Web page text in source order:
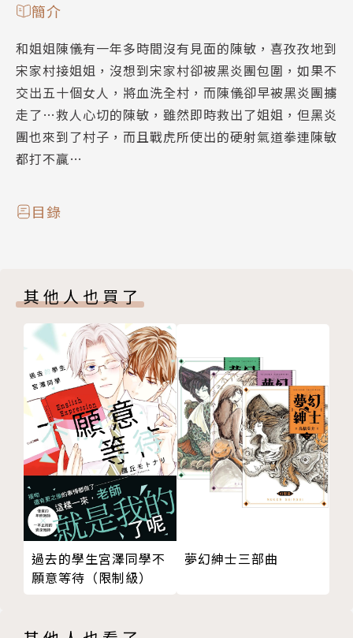
簡介
和姐姐陳儀有一年多時間沒有見面的陳敏，喜孜孜地到
宋家村接姐姐，沒想到宋家村卻被黑炎團包圍，如果不
交出五十個女人，將血洗全村，而陳儀卻早被黑炎團擄
走了…救人心切的陳敏，雖然即時救出了姐姐，但黑炎
團也來到了村子，而且戰虎所使出的硬射氣道拳連陳敏
都打不贏…
目錄
其他人也買了
過去的學生宮澤同學不
願意等待（限制級）
夢幻紳士三部曲